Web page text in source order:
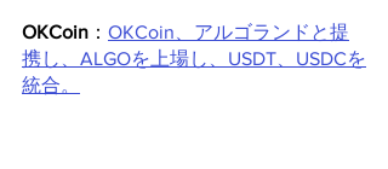
OKCoin ： OKCoin、アルゴランドと提
携し、ALGOを上場し、USDT、USDCを
統合。